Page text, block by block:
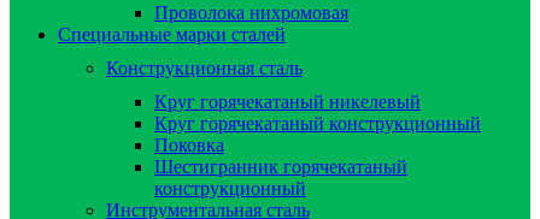
Проволока нихромовая
Специальные марки сталей
Конструкционная сталь
Круг горячекатаный никелевый
Круг горячекатаный конструкционный
Поковка
Шестигранник горячекатаный
конструкционный
Инструментальная сталь